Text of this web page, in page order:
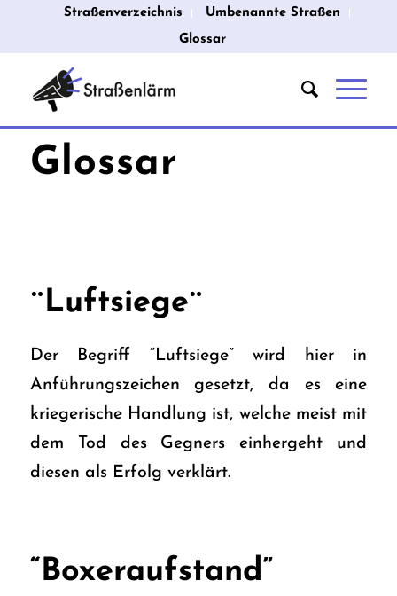
Straßenverzeichnis
Umbenannte Straßen
Glossar
Glossar
¨Luftsiege¨
Der Begriff “Luftsiege” wird hier in
Anführungszeichen gesetzt, da es eine
kriegerische Handlung ist, welche meist mit
dem Tod des Gegners einhergeht und
diesen als Erfolg verklärt.
“Boxeraufstand”